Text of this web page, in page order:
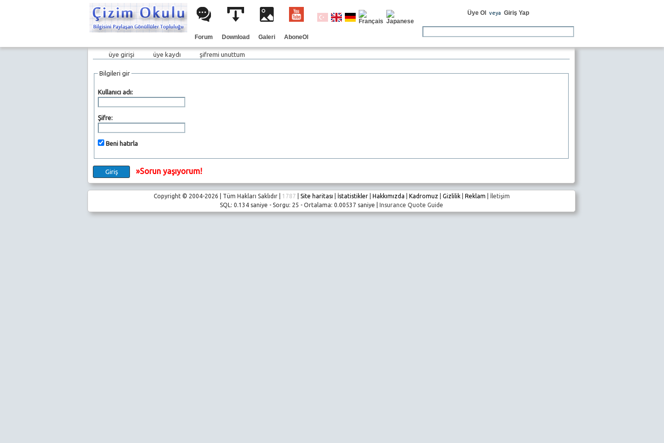
Forum Download Galeri AboneOl
Üye Ol veya Giriş Yap
üye girişi üye kaydı şifremi unuttum
Bilgileri gir
Kullanıcı adı:
Şifre:
Beni hatırla
»Sorun yaşıyorum!
Copyright © 2004-2026 | Tüm Hakları Saklıdır | 1787 Site haritası İstatistikler| Hakkımızda Kadromuz Gizlilik| Reklam
İletişim
SQL: 0.134 saniye - Sorgu: 25 - Ortalama: 0.00537 saniye |
Insurance Quote Guide